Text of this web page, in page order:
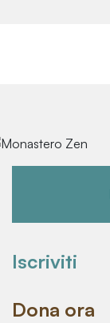
Iscriviti
Dona ora